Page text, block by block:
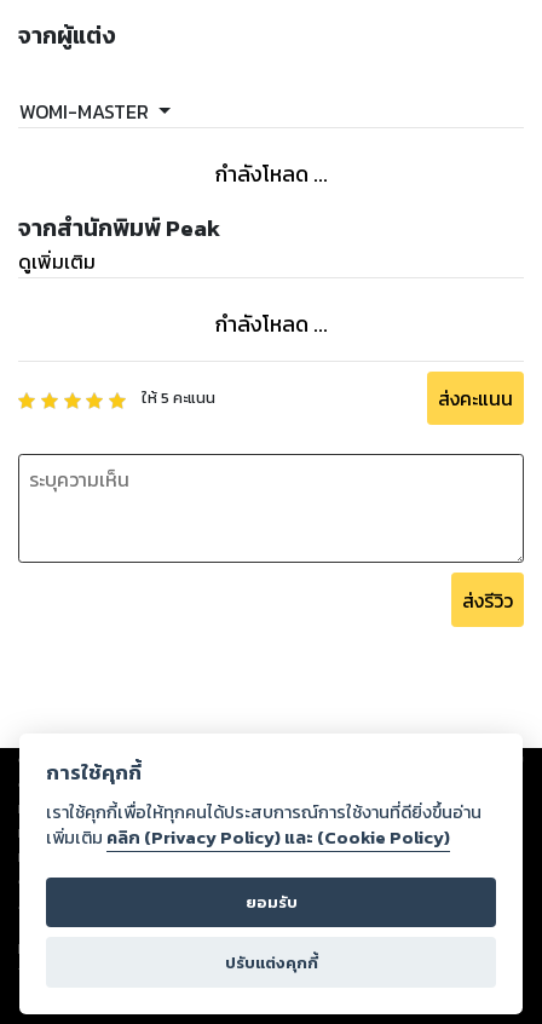
จากผู้แต่ง
WOMI-MASTER
กำลังโหลด ...
จากสำนักพิมพ์ Peak
ดูเพิ่มเติม
กำลังโหลด ...
ให้5 คะแนน ส่งคะแนน
ส่งรีวิว
Copyright © 2026
ต่อผลงานหรือเนื้อหาใดที่อัปโหลดผ่านเว็บไซต์และปรากฏว่าละเมิดสิทธิใน
ทรัพย์สินทางปัญญาของบุคคลอื่นหรือขัดต่อกฎหมายและศีลธรรม ดังนั้น ผู้อ่าน
ทุกท่านโปรดใช้วิจารณญาณในการกลั่นกรองด้วยตนเอง และหากท่านพบว่าส่วน
หนึ่งส่วนใดขัดต่อกฎหมายและศีลธรรม กรุณาแจ้งมายังบริษัท เพื่อทีมงานจะได้
ดำเนินการในทันที ทั้งนี้ ทางสตอรี่ล็อกขอสงวนลิขสิทธิ์ตามพระราชบัญญัติ
ลิขสิทธิ์ พ.ศ. 2537 (ฉบับล่าสุด)
For support: member@ookbee.com
Version
การใช้คุกกี้
เราใช้คุกกี้เพื่อให้ทุกคนได้ประสบการณ์การใช้งานที่ดียิ่งขึ้นอ่าน
เพิ่มเติม คลิก (Privacy Policy) และ (Cookie Policy)
ยอมรับ
ปรับแต่งคุกกี้